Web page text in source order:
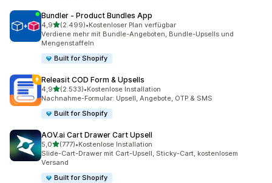
Bundler ‑ Product Bundles App
4,9von 5 Sternen
(2.499)
2499 Rezensionen insgesamt
•Kostenloser Plan verfügbar
Verdiene mehr mit Bundle-Angeboten, Bundle-Upsells und
Mengenstaffeln
Built for Shopify
Releasit COD Form & Upsells
4,9von 5 Sternen
(2.533)
2533 Rezensionen insgesamt
•Kostenlose Installation
Nachnahme-Formular: Upsell, Angebote, OTP & SMS
Built for Shopify
AOV.ai Cart Drawer Cart Upsell
5,0von 5 Sternen
(777)
777 Rezensionen insgesamt
•Kostenlose Installation
Slide-Cart-Drawer mit Cart-Upsell, Sticky-Cart, kostenlosem
Versand
Built for Shopify